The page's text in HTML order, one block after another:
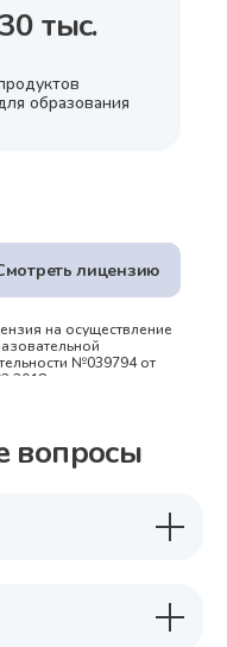
на осуществление
№039794 от
г.
образования
лицензию
30 тыс.
вопросы